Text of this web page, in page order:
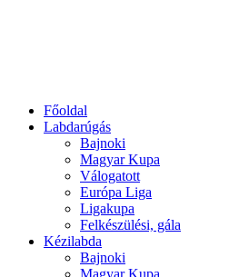
Főoldal
Labdarúgás
Bajnoki
Magyar Kupa
Válogatott
Európa Liga
Ligakupa
Felkészülési, gála
Kézilabda
Bajnoki
Magyar Kupa